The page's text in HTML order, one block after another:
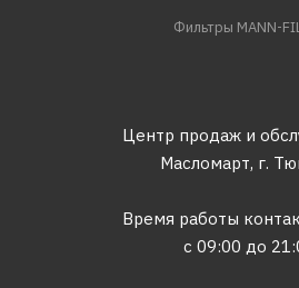
Фильтры MANN-
Центр продаж и
Масломарт, г.
Время работы
с 09:00 до